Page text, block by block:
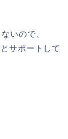
いので、
サポートして